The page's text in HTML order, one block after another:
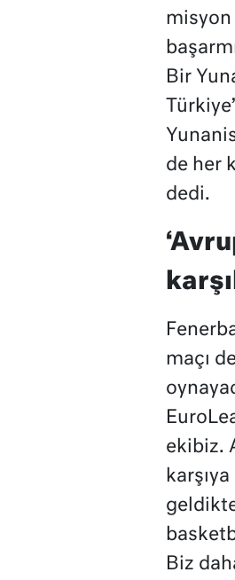
misyon
Bir
de her
dedi.
maçı
ekibiz.
Biz